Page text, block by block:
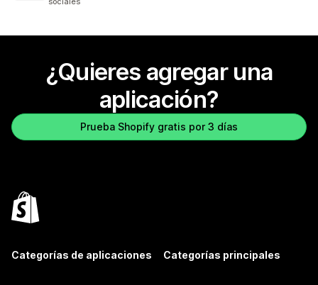
¿Quieres agregar una
aplicación?
Prueba Shopify gratis por 3 días
Categorías de aplicaciones Categorías principales